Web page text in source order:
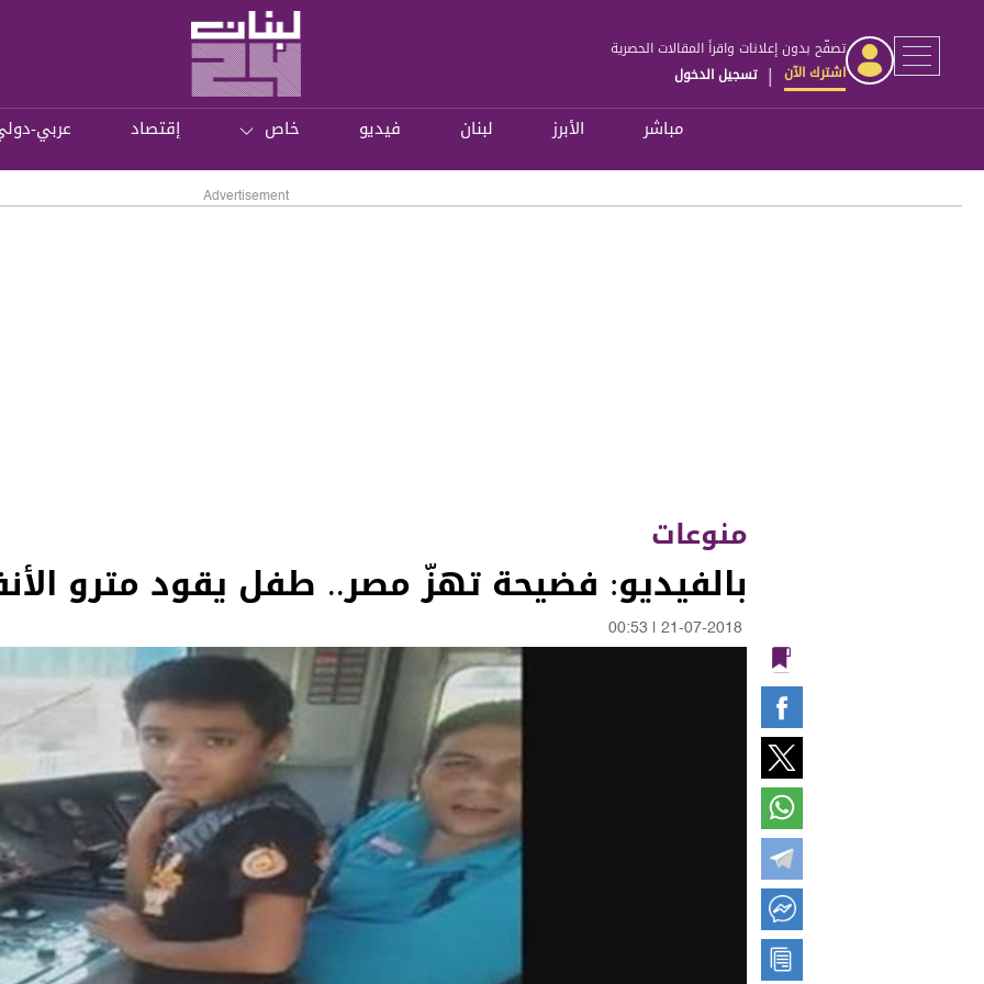
تصفّح بدون إعلانات واقرأ المقالات الحصرية
اشترك الآن | تسجيل الدخول
مباشر الأبرز لبنان فيديو خاص إقتصاد عربي-
Advertisement
منوعات
بالفيديو: فضيحة تهزّ مصر.. طفل يقود مترو
21-07-2018
00:53